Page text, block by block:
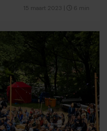
15 maart 2023 6 min